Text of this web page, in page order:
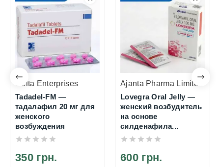
Delta Enterprises
Tadadel-FM —
тадалафил 20 мг для
женского
возбуждения
350 грн.
Ajanta Pharma Limited
Lovegra Oral Jelly —
женский возбудитель
на основе
силденафила...
600 грн.